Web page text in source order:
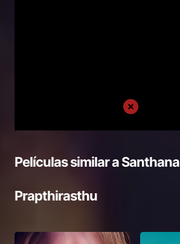
Películas similar aSanthana
Prapthirasthu